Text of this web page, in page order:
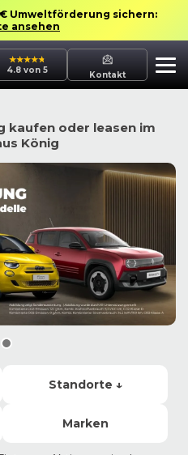
Umweltförderung sichern:
ansehen
4.8 von 5 Kontakt
kaufen oder leasen im
König
Standorte ↓
Marken